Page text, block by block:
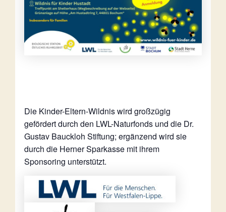
Die Kinder-Eltern-Wildnis wird großzügig
gefördert durch den LWL-Naturfonds und die Dr.
Gustav Bauckloh Stiftung; ergänzend wird sie
durch die Herner Sparkasse mit ihrem
Sponsoring unterstützt.